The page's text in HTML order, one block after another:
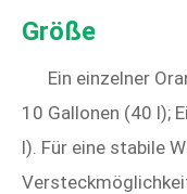
Größe
Ein einzelner
10 Gallonen (40 l);
l). Für eine stabile